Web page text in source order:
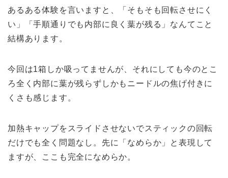
あるある体験を言いますと、「そもそも回転させにく
い」「手順通りでも内部に良く葉が残る」なんてこと
結構あります。
今回は1箱しか吸ってませんが、それにしても今のとこ
ろ全く内部に葉が残らずしかもニードルの焦げ付きに
くさも感じます。
加熱キャップをスライドさせないでスティックの回転
だけでも全く問題なし。先に「なめらか」と表現して
ますが、ここも完全になめらか。